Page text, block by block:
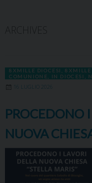
8XMILLE DIOCESI ,
COMUNIONE
IN DIOCESI
16 LUGLIO 2026
PROCEDONO
NUOVA